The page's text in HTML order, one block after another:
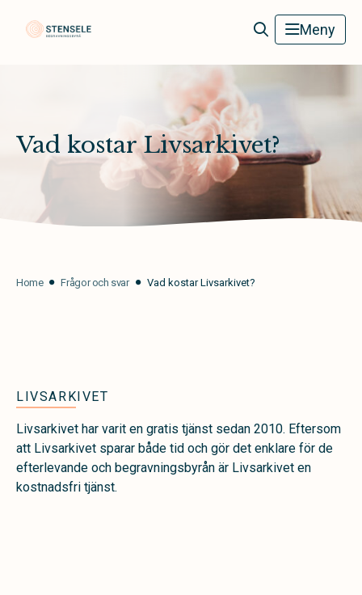
Meny
Vad kostar Livsarkivet?
Home Frågor och svar Vad kostar Livsarkivet?
LIVSARKIVET
Livsarkivet har varit en gratis tjänst sedan 2010. Eftersom
att Livsarkivet sparar både tid och gör det enklare för de
efterlevande och begravningsbyrån är Livsarkivet en
kostnadsfri tjänst.